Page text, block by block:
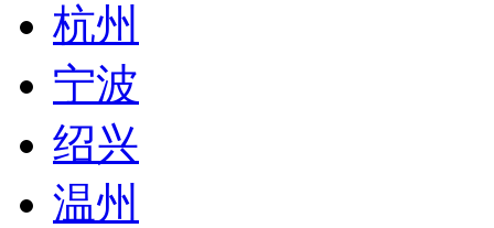
杭州
宁波
绍兴
温州